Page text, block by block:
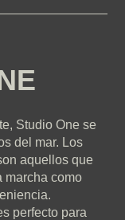
Studio One se
del mar. Los
aquellos que
marcha como
perfecto para